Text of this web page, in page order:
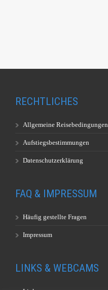
RECHTLICHES
Allgemeine Reisebedingungen
Aufstiegsbestimmungen
Datenschutzerklärung
FAQ & IMPRESSUM
Häufig gestellte Fragen
Impressum
LINKS & WEBCAMS